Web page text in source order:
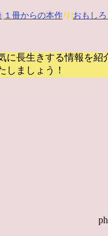
１冊からの本作 り| おもし
長生きする情報を紹
しましょう！